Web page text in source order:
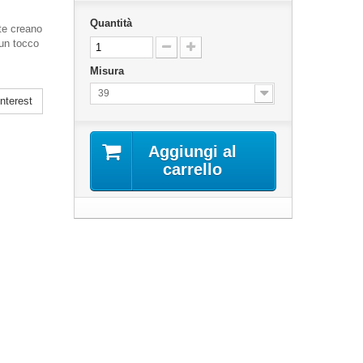
creano
tocco
Quantità
Misura
39
Aggiungi al
carrello